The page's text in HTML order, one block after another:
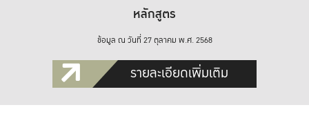
หลักสูตร
ข้อมูล ณ วันที่ 27 ตุลาคม พ.ศ. 2568
รายละเอียดเพิ่มเติม